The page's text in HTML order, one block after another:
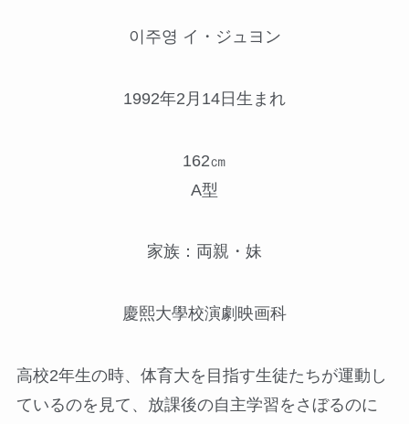
이주영 イ・ジュヨン
1992年2月14日生まれ
162㎝
A型
家族：両親・妹
慶熙大學校演劇映画科
高校2年生の時、体育大を目指す生徒たちが運動し
ているのを見て、放課後の自主学習をさぼるのに